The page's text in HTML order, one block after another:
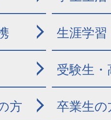
生涯学習
受験生
方 卒業生の